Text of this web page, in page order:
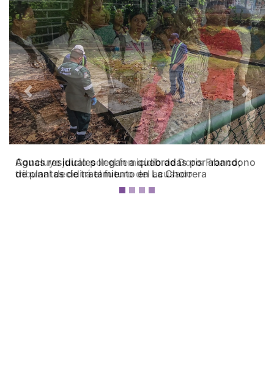
Concluye juicio por el femicidio de Doris Franco;
tribunal decidirá el futuro del acusado
Previous Next